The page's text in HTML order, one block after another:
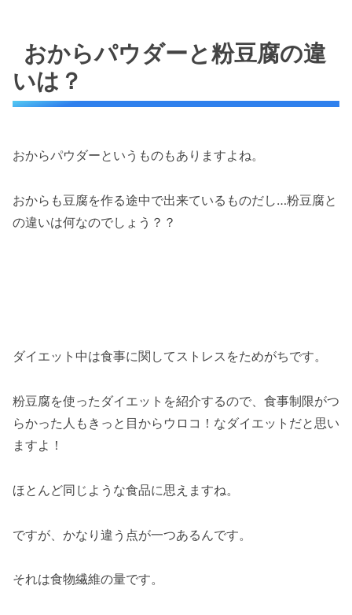
おからパウダーと粉豆腐の違
いは？
おからパウダーというものもありますよね。
おからも豆腐を作る途中で出来ているものだし…粉豆腐と
の違いは何なのでしょう？？
ダイエット中は食事に関してストレスをためがちです。
粉豆腐を使ったダイエットを紹介するので、食事制限がつ
らかった人もきっと目からウロコ！なダイエットだと思い
ますよ！
ほとんど同じような食品に思えますね。
ですが、かなり違う点が一つあるんです。
それは食物繊維の量です。